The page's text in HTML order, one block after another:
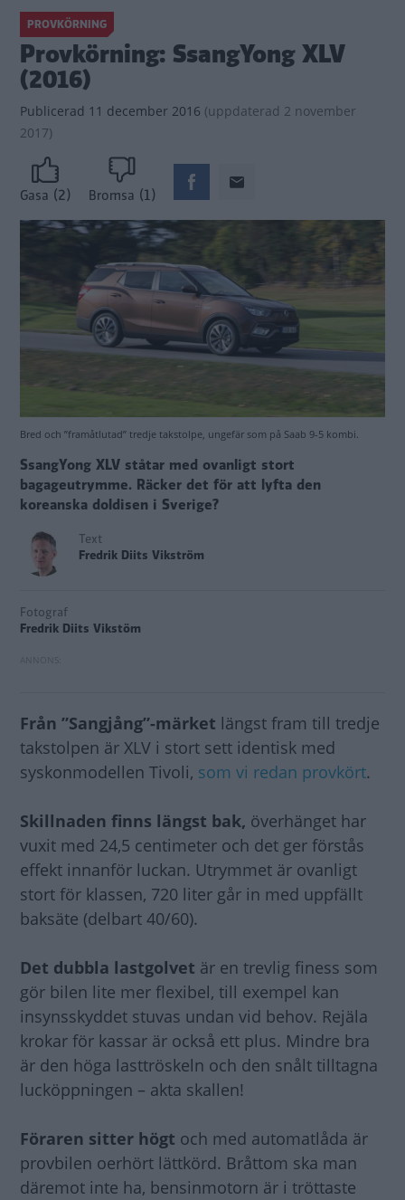
PROVKÖRNING
Provkörning: SsangYong XLV
(2016)
Publicerad 11 december 2016 (uppdaterad 2 november
2017)
Gasa (2) Bromsa (1)
Bred och ”framåtlutad” tredje takstolpe, ungefär som på Saab 9-5 kombi.
SsangYong XLV ståtar med ovanligt stort
bagageutrymme. Räcker det för att lyfta den
koreanska doldisen i Sverige?
Text
Fredrik Diits Vikström
Fotograf
Fredrik Diits Vikstöm
Från ”Sangjång”-märket längst fram till tredje
takstolpen är XLV i stort sett identisk med
syskonmodellen Tivoli, som vi redan provkört.
Skillnaden finns längst bak, överhänget har
vuxit med 24,5 centimeter och det ger förstås
effekt innanför luckan. Utrymmet är ovanligt
stort för klassen, 720 liter går in med uppfällt
baksäte (delbart 40/60).
Det dubbla lastgolvet är en trevlig finess som
gör bilen lite mer flexibel, till exempel kan
insynsskyddet stuvas undan vid behov. Rejäla
krokar för kassar är också ett plus. Mindre bra
är den höga lasttröskeln och den snålt tilltagna
lucköppningen – akta skallen!
Föraren sitter högt och med automatlåda är
provbilen oerhört lättkörd. Bråttom ska man
däremot inte ha, bensinmotorn är i tröttaste